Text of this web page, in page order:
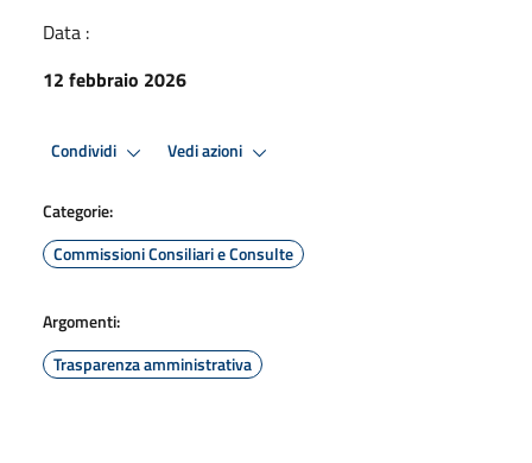
Data :
12 febbraio 2026
Condividi Vedi azioni
Categorie:
Commissioni Consiliari e Consulte
Argomenti:
Trasparenza amministrativa